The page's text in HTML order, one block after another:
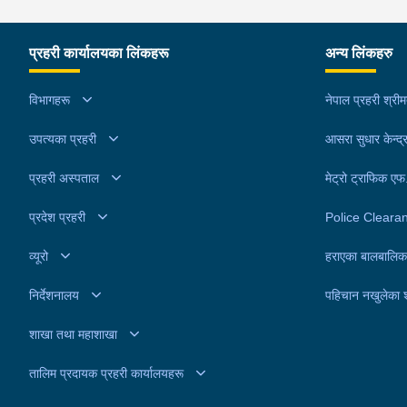
प्रहरी कार्यालयका लिंकहरू
विभागहरू
उपत्यका प्रहरी
प्रहरी अस्पताल
प्रदेश प्रहरी
व्यूरो
निर्देशनालय
शाखा तथा महाशाखा
तालिम प्रदायक प्रहरी कार्यालयहरू
अन्य लिंकहरु
नेपाल प्रहरी
आसरा सुधार केन्द्र
मेट्रो ट्राफिक
Police
हराएका
पहिचान नखुलेका